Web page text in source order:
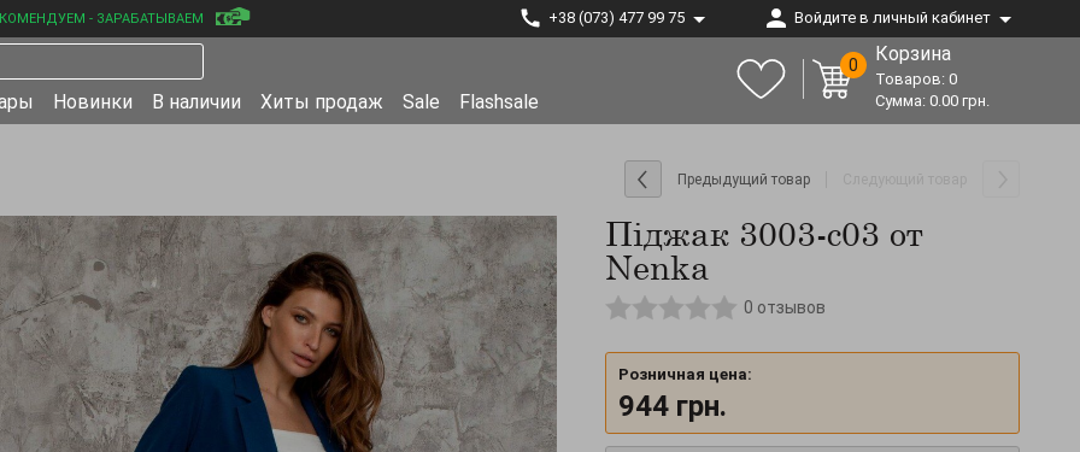
- ЗАРАБАТЫВАЕМ +38 (073) 477 99 75 Войдите в личный кабинет
Новинки В наличии Хиты продаж Sale Flashsale
0 Корзина
Товаров: 0
Сумма: 0.00 грн.
Предыдущий товар
Піджак 3003-c03 от
Nenka
0 отзывов
Розничная цена:
944 грн.